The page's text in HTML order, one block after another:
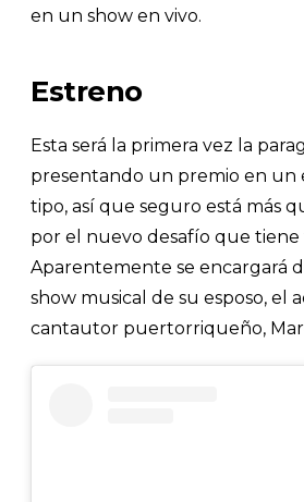
en un show en vivo.
Estreno
Esta será la primera vez la
presentando un premio en un
tipo, así que seguro está más
por el nuevo desafío que tiene
Aparentemente se encargará
show musical de su esposo, el
cantautor puertorriqueño,